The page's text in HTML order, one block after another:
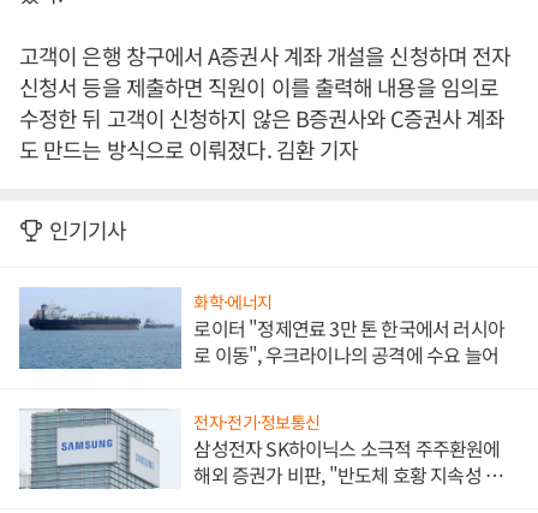
고객이 은행 창구에서 A증권사 계좌 개설을 신청하며 전자
신청서 등을 제출하면 직원이 이를 출력해 내용을 임의로
수정한 뒤 고객이 신청하지 않은 B증권사와 C증권사 계좌
도 만드는 방식으로 이뤄졌다. 김환 기자
인기기사
화학·에너지
로이터 "정제연료 3만 톤 한국에서 러시아
로 이동", 우크라이나의 공격에 수요 늘어
전자·전기·정보통신
삼성전자 SK하이닉스 소극적 주주환원에
해외 증권가 비판, "반도체 호황 지속성 의